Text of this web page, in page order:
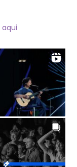
aqui